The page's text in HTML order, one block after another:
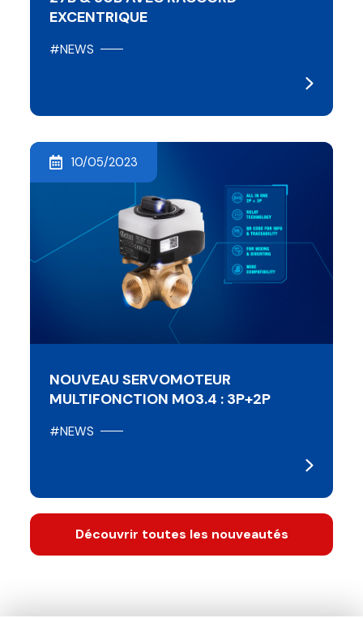
EXCENTRIQUE
#NEWS
10/05/2023
NOUVEAU SERVOMOTEUR
MULTIFONCTION M03.4 : 3P+2P
#NEWS
Découvrir toutes les nouveautés